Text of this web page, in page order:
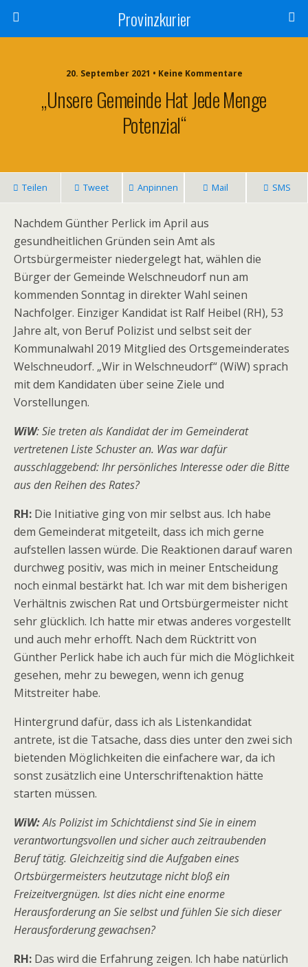
Provinzkurier
20. September 2021 • Keine Kommentare
„Unsere Gemeinde Hat Jede Menge
Potenzial“
Teilen Tweet Anpinnen Mail SMS
Nachdem Günther Perlick im April aus
gesundheitlichen Gründen sein Amt als
Ortsbürgermeister niedergelegt hat, wählen die
Bürger der Gemeinde Welschneudorf nun am
kommenden Sonntag in direkter Wahl seinen
Nachfolger. Einziger Kandidat ist Ralf Heibel (RH), 53
Jahre alt, von Beruf Polizist und selbst seit der
Kommunalwahl 2019 Mitglied des Ortsgemeinderates
Welschneudorf. „Wir in Welschneudorf“ (WiW) sprach
mit dem Kandidaten über seine Ziele und
Vorstellungen.
WiW: Sie treten als Kandidat der im Gemeinderat
vertretenen Liste Schuster an. Was war dafür
ausschlaggebend: Ihr persönliches Interesse oder die Bitte
aus den Reihen des Rates?
RH: Die Initiative ging von mir selbst aus. Ich habe
dem Gemeinderat mitgeteilt, dass ich mich gerne
aufstellen lassen würde. Die Reaktionen darauf waren
durchweg positiv, was mich in meiner Entscheidung
noch einmal bestärkt hat. Ich war mit dem bisherigen
Verhältnis zwischen Rat und Ortsbürgermeister nicht
sehr glücklich. Ich hatte mir etwas anderes vorgestellt
und auch mehr erhofft. Nach dem Rücktritt von
Günther Perlick habe ich auch für mich die Möglichkeit
gesehen, mehr zu bewegen, wenn ich genug
Mitstreiter habe.
Hintergrund dafür, dass ich als Listenkandidat
antrete, ist die Tatsache, dass dies unter den zwei sich
bietenden Möglichkeiten die einfachere war, da ich
sonst zusätzlich eine Unterschriftenaktion hätte
starten müssen.
WiW:Als Polizist im Schichtdienst sind Sie in einem
verantwortungsvollen und sicher auch zeitraubenden
Beruf tätig. Gleichzeitig sind die Aufgaben eines
Ortsbürgermeisters heutzutage nicht bloß ein
Freizeitvergnügen. Ist dies nicht eine enorme
Herausforderung an Sie selbst und fühlen Sie sich dieser
Herausforderung gewachsen?
RH: Das wird die Erfahrung zeigen. Ich habe natürlich